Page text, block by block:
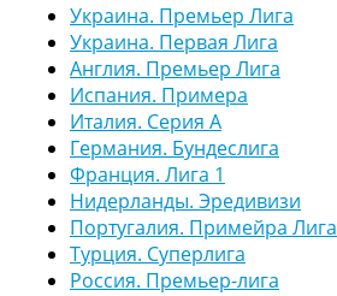
Украина. Премьер Лига
Украина. Первая Лига
Англия. Премьер Лига
Испания. Примера
Италия. Серия А
Германия. Бундеслига
Франция. Лига 1
Нидерланды. Эредивизи
Португалия. Примейра Лига
Турция. Суперлига
Россия. Премьер-лига